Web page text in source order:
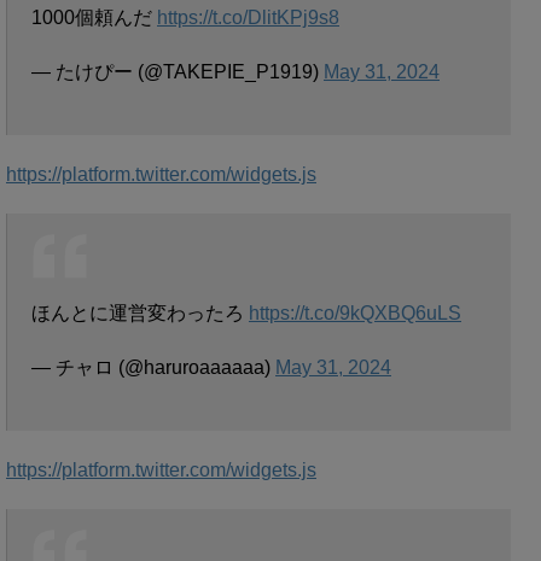
1000個頼んだ https://t.co/DlitKPj9s8
— たけぴー (@TAKEPIE_P1919) May 31, 2024
https://platform.twitter.com/widgets.js
ほんとに運営変わったろ https://t.co/9kQXBQ6uLS
— チャロ (@haruroaaaaaa) May 31, 2024
https://platform.twitter.com/widgets.js